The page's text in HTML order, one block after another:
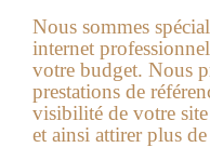
Nous sommes
internet
votre budget. Nous
prestations de
visibilité de votre site
et ainsi attirer plus